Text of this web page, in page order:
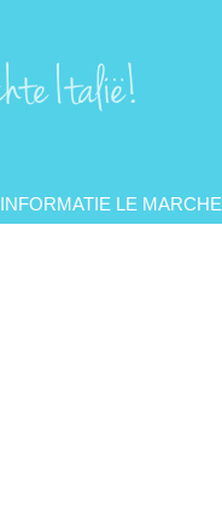
INFORMATIE LE MARCHE